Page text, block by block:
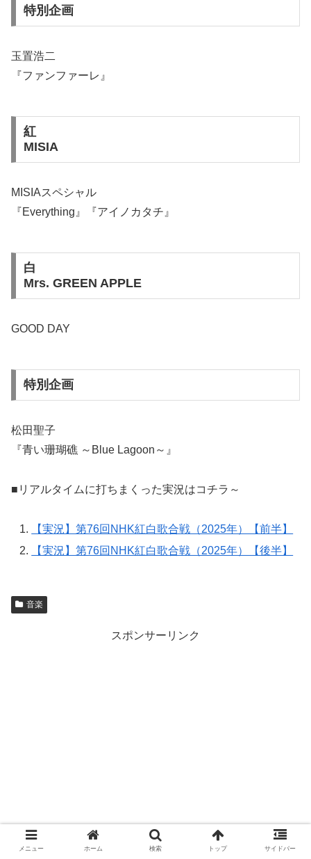
特別企画
玉置浩二
『ファンファーレ』
紅
MISIA
MISIAスペシャル
『Everything』『アイノカタチ』
白
Mrs. GREEN APPLE
GOOD DAY
特別企画
松田聖子
『青い珊瑚礁 ～Blue Lagoon～』
■リアルタイムに打ちまくった実況はコチラ～
【実況】第76回NHK紅白歌合戦（2025年）【前半】
【実況】第76回NHK紅白歌合戦（2025年）【後半】
音楽
スポンサーリンク
メニュー ホーム 検索 トップ サイドバー